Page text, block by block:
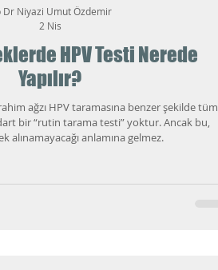
HPV Testi Nerede
Yapılır?
ağzı HPV taramasına benzer şekilde tüm
bir “rutin tarama testi” yoktur. Ancak bu,
alınamayacağı anlamına gelmez.
Dr Niyazi Umut Özdemir
2 Nis